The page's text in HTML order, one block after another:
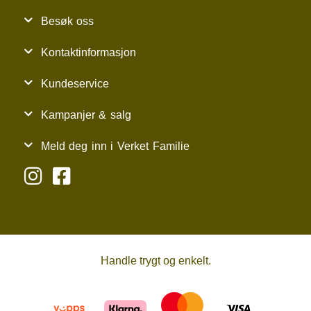
Besøk oss
Kontaktinformasjon
Kundeservice
Kampanjer & salg
Meld deg inn i Verket Familie
Handle trygt og enkelt.